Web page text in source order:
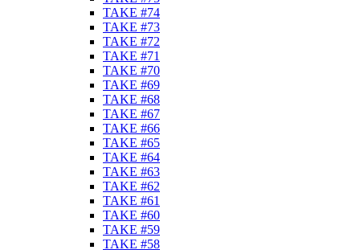
TAKE #74
TAKE #73
TAKE #72
TAKE #71
TAKE #70
TAKE #69
TAKE #68
TAKE #67
TAKE #66
TAKE #65
TAKE #64
TAKE #63
TAKE #62
TAKE #61
TAKE #60
TAKE #59
TAKE #58